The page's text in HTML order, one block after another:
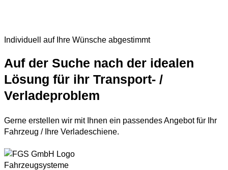
Individuell auf Ihre Wünsche abgestimmt
Auf der Suche nach der idealen
Lösung für ihr Transport- /
Verladeproblem
Gerne erstellen wir mit Ihnen ein passendes Angebot für Ihr
Fahrzeug / Ihre Verladeschiene.
Fahrzeugsysteme